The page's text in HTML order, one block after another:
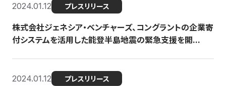
2024.01.12 プレスリリース
株式会社ジェネシア・ベンチャーズ、コングラントの企業寄
付システムを活用した能登半島地震の緊急支援を開...
2024.01.12 プレスリリース